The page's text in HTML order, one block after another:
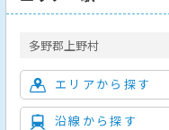
多野郡上野村
エリアから探す
沿線から探す